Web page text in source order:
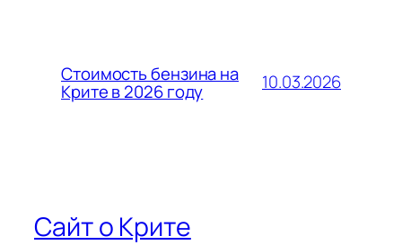
Стоимость бензина на
Крите в 2026 году 10.03.2026
Сайт о Крите